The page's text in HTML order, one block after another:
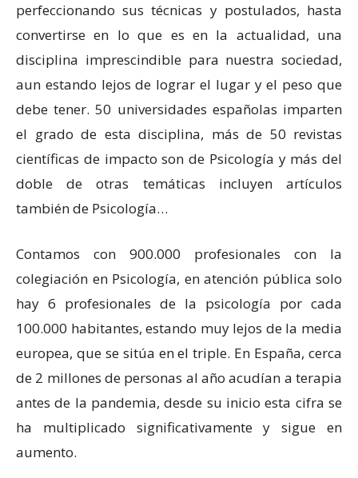
perfeccionando sus técnicas y postulados, hasta
convertirse en lo que es en la actualidad, una
disciplina imprescindible para nuestra sociedad,
aun estando lejos de lograr el lugar y el peso que
debe tener. 50 universidades españolas imparten
el grado de esta disciplina, más de 50 revistas
científicas de impacto son de Psicología y más del
doble de otras temáticas incluyen artículos
también de Psicología…
Contamos con 900.000 profesionales con la
colegiación en Psicología, en atención pública solo
hay 6 profesionales de la psicología por cada
100.000 habitantes, estando muy lejos de la media
europea, que se sitúa en el triple. En España, cerca
de 2 millones de personas al año acudían a terapia
antes de la pandemia, desde su inicio esta cifra se
ha multiplicado significativamente y sigue en
aumento.